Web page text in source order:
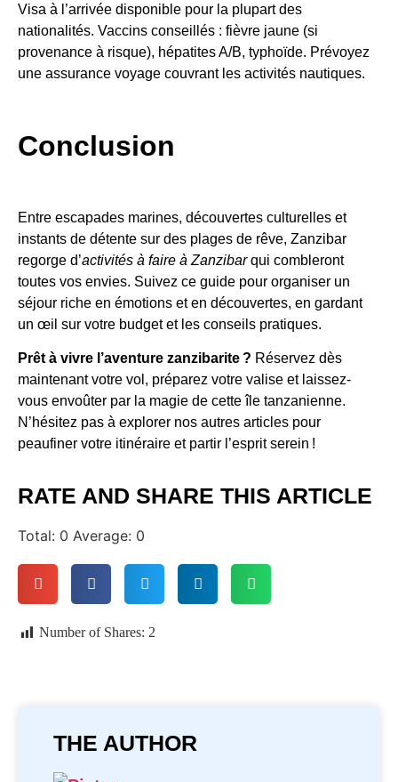
Visa à l’arrivée disponible pour la plupart des
nationalités. Vaccins conseillés : fièvre jaune (si
provenance à risque), hépatites A/B, typhoïde. Prévoyez
une assurance voyage couvrant les activités nautiques.
Conclusion
Entre escapades marines, découvertes culturelles et
instants de détente sur des plages de rêve, Zanzibar
regorge d’activités à faire à Zanzibarqui combleront
toutes vos envies. Suivez ce guide pour organiser un
séjour riche en émotions et en découvertes, en gardant
un œil sur votre budget et les conseils pratiques.
Prêt à vivre l’aventure zanzibarite ? Réservez dès
maintenant votre vol, préparez votre valise et laissez-
vous envoûter par la magie de cette île tanzanienne.
N’hésitez pas à explorer nos autres articles pour
peaufiner votre itinéraire et partir l’esprit serein !
RATE AND SHARE THIS ARTICLE
Total: 0 Average: 0
Number of Shares: 2
THE AUTHOR